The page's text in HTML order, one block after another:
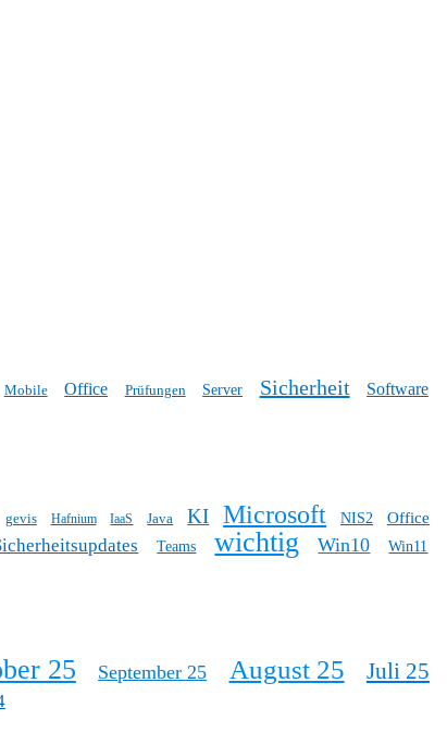
Mobile Office Prüfungen Server Sicherheit Software
gevis Hafnium IaaS Java KI Microsoft NIS2
Office
Teams wichtig Win10 Win11
25 September 25 August 25 Juli 25